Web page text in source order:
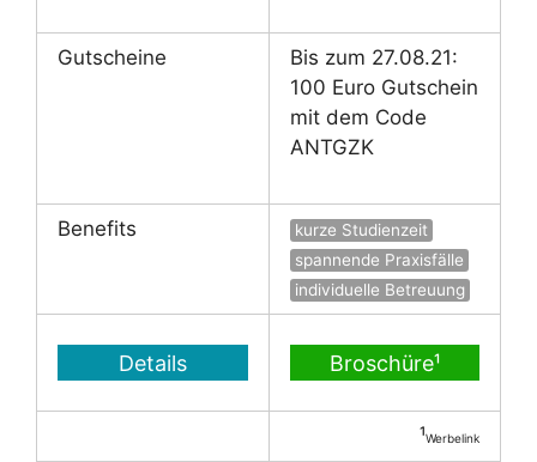
Gutscheine
Bis zum 27.08.21:
100 Euro Gutschein
mit dem Code
ANTGZK
Benefits
kurze Studienzeit
spannende Praxisfälle
individuelle Betreuung
Details Broschüre¹
¹Werbelink